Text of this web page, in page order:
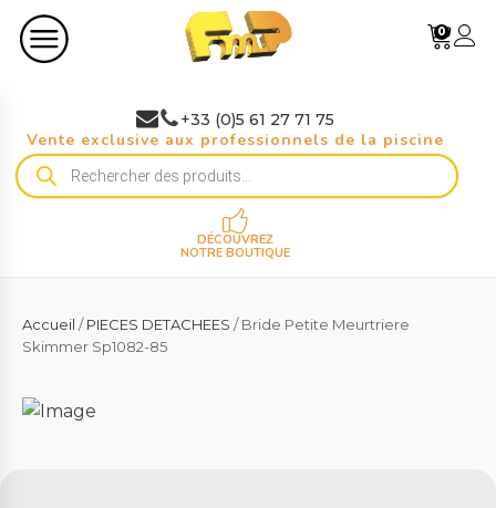
0
+33 (0)5 61 27 71 75
Vente exclusive aux professionnels de la piscine
Recherche
de
DÉCOUVREZ
NOTRE BOUTIQUE
Accueil /PIECES DETACHEES / Bride Petite Meurtriere
Skimmer Sp1082-85